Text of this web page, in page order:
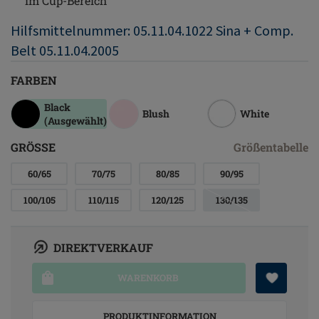
Hilfsmittelnummer: 05.11.04.1022 Sina + Comp.
Belt 05.11.04.2005
FARBEN
Black
(Ausgewählt)
Blush White
GRÖSSE Größentabelle
60/65 70/75 80/85 90/95
100/105 110/115 120/125 130/135
DIREKTVERKAUF
WARENKORB
PRODUKTINFORMATION